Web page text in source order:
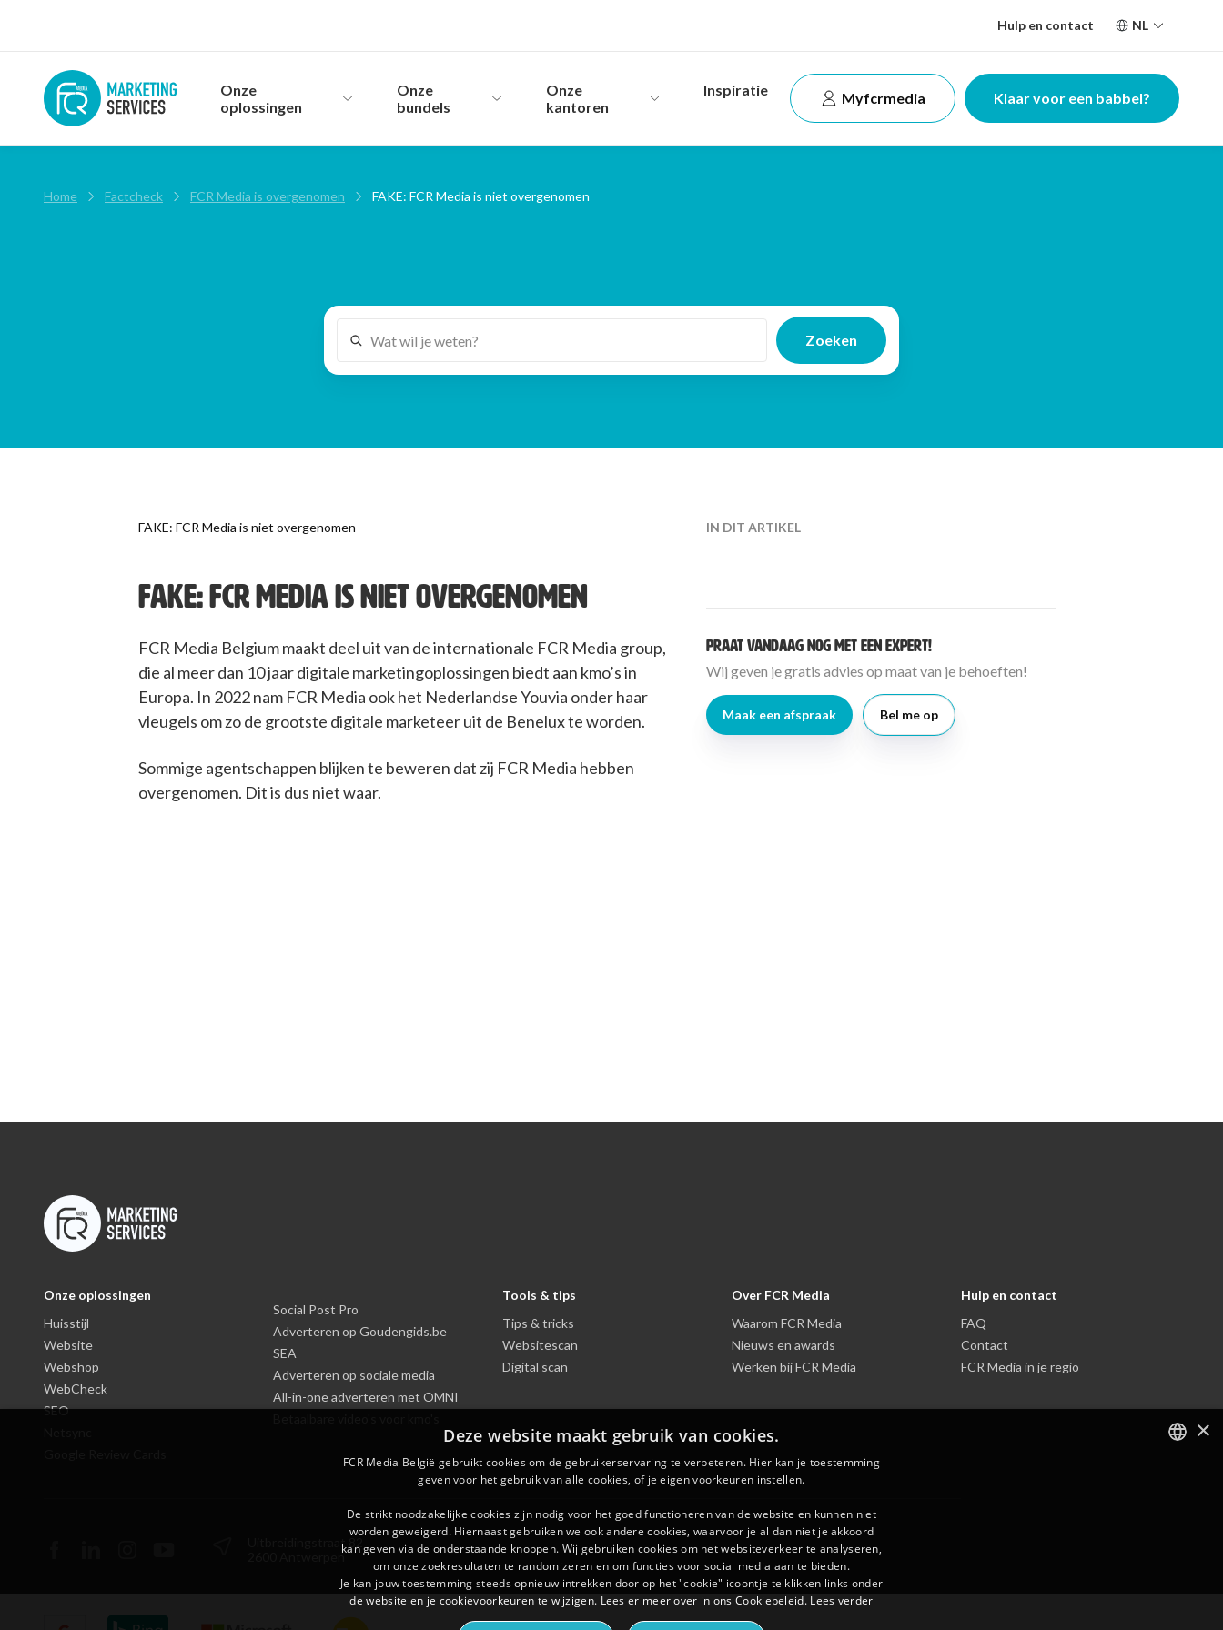
Hulp en contact NL
Onze
oplossingen
Onze
bundels
Onze
kantoren
Inspiratie Myfcrmedia Klaar voor een babbel?
Home Factcheck FCR Media is overgenomen FAKE: FCR Media is niet overgenomen
FAKE: FCR Media is niet overgenomen
FAKE: FCR MEDIA IS NIET OVERGENOMEN
FCR Media Belgium maakt deel uit van de internationale FCR Media group,
die al meer dan 10 jaar digitale marketingoplossingen biedt aan kmo’s in
Europa. In 2022 nam FCR Media ook het Nederlandse Youvia onder haar
vleugels om zo de grootste digitale marketeer uit de Benelux te worden.
Sommige agentschappen blijken te beweren dat zij FCR Media hebben
overgenomen. Dit is dus niet waar.
IN DIT ARTIKEL
Praat vandaag nog met een expert!
Wij geven je gratis advies op maat van je behoeften!
Maak een afspraak Bel me op
Onze oplossingen
Huisstijl
Website
Webshop
WebCheck
SEO
Social Post Pro
Adverteren op Goudengids.be
SEA
Adverteren op sociale media
All-in-one adverteren met OMNI
Tools & tips
Tips & tricks
Websitescan
Digital scan
Over FCR Media
Waarom FCR Media
Nieuws en awards
Werken bij FCR Media
Hulp en contact
FAQ
Contact
FCR Media in je regio
Uitbreidingstraat 82
2600 Antwerpen
×
Deze website maakt gebruik van cookies.
FCR Media België gebruikt cookies om de gebruikerservaring te verbeteren. Hier kan je toestemming
geven voor het gebruik van alle cookies, of je eigen voorkeuren instellen.
De strikt noodzakelijke cookies zijn nodig voor het goed functioneren van de website en kunnen niet
worden geweigerd. Hiernaast gebruiken we ook andere cookies, waarvoor je al dan niet je akkoord
kan geven via de onderstaande knoppen. Wij gebruiken cookies om het websiteverkeer te analyseren,
om onze zoekresultaten te randomizeren en om functies voor social media aan te bieden.
Je kan jouw toestemming steeds opnieuw intrekken door op het "cookie" icoontje te klikken links onder
de website en je cookievoorkeuren te wijzigen. Lees er meer over in ons Cookiebeleid. Lees verder